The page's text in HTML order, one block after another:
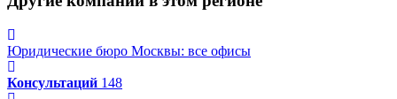
Юридические бюро Москвы: все офисы
Консультаций 148